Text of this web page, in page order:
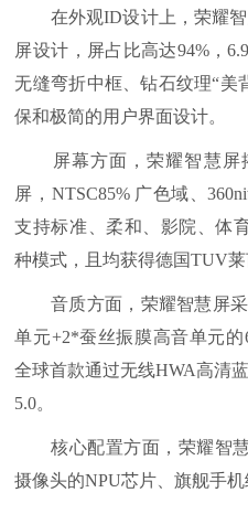
在外观ID设计上，荣耀智
屏设计，屏占比高达94%，
无缝弯折中框、钻石纹理“美
保和极简的用户界面设计。
屏幕方面，荣耀智慧屏
屏，NTSC85% 广色域、
支持标准、柔和、影院、体
种模式，且均获得德国TUV莱
音质方面，荣耀智慧屏采
单元+2*蚕丝振膜高音单元
全球首款通过无线HWA高清
5.0。
核心配置方面，荣耀智慧
摄像头的NPU芯片、旗舰手机